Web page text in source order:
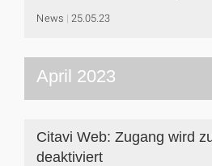
News 25.05.23
April 2023
Citavi Web: Zugang wird
deaktiviert